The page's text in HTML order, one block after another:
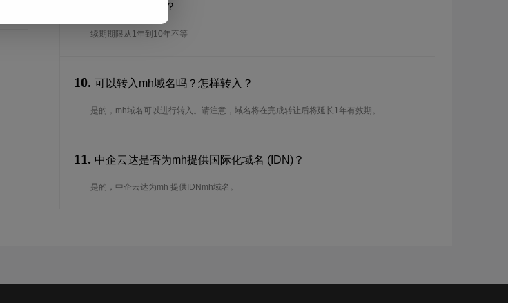
续期期限是多长？
续期期限从1年到10年不等
10. 可以转入mh域名吗？怎样转入？
是的，mh域名可以进行转入。请注意，域名将在完成转让后将延长1年有效期。
11. 中企云达是否为mh提供国际化域名 (IDN)？
是的，中企云达为mh 提供IDNmh域名。